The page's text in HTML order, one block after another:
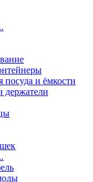
посуда и ёмкости
держатели